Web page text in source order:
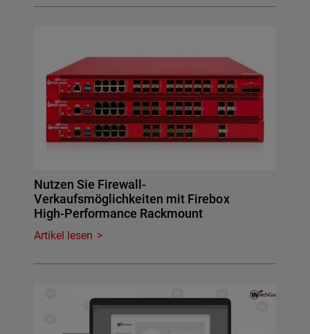
Nutzen Sie Firewall-
Verkaufsmöglichkeiten mit Firebox
High-Performance Rackmount
Artikel lesen